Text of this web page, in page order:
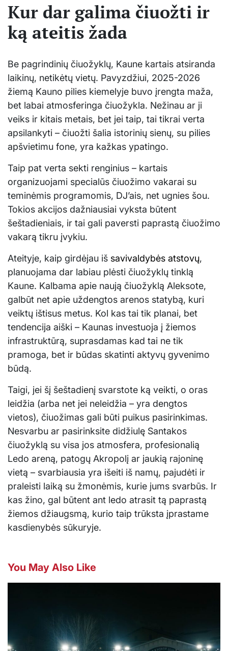
Kur dar galima čiuožti ir
ką ateitis žada
Be pagrindinių čiuožyklų, Kaune kartais atsiranda
laikinų, netikėtų vietų. Pavyzdžiui, 2025-2026
žiemą Kauno pilies kiemelyje buvo įrengta maža,
bet labai atmosferinga čiuožykla. Nežinau ar ji
veiks ir kitais metais, bet jei taip, tai tikrai verta
apsilankyti – čiuožti šalia istorinių sienų, su pilies
apšvietimu fone, yra kažkas ypatingo.
Taip pat verta sekti renginius – kartais
organizuojami specialūs čiuožimo vakarai su
teminėmis programomis, DJ’ais, net ugnies šou.
Tokios akcijos dažniausiai vyksta būtent
šeštadieniais, ir tai gali paversti paprastą čiuožimo
vakarą tikru įvykiu.
Ateityje, kaip girdėjau iš savivaldybės atstovų,
planuojama dar labiau plėsti čiuožyklų tinklą
Kaune. Kalbama apie naują čiuožyklą Aleksote,
galbūt net apie uždengtos arenos statybą, kuri
veiktų ištisus metus. Kol kas tai tik planai, bet
tendencija aiški – Kaunas investuoja į žiemos
infrastruktūrą, suprasdamas kad tai ne tik
pramoga, bet ir būdas skatinti aktyvų gyvenimo
būdą.
Taigi, jei šį šeštadienį svarstote ką veikti, o oras
leidžia (arba net jei neleidžia – yra dengtos
vietos), čiuožimas gali būti puikus pasirinkimas.
Nesvarbu ar pasirinksite didžiulę Santakos
čiuožyklą su visa jos atmosfera, profesionalią
Ledo areną, patogų Akropolį ar jaukią rajoninę
vietą – svarbiausia yra išeiti iš namų, pajudėti ir
praleisti laiką su žmonėmis, kurie jums svarbūs. Ir
kas žino, gal būtent ant ledo atrasit tą paprastą
žiemos džiaugsmą, kurio taip trūksta įprastame
kasdienybės sūkuryje.
You May Also Like